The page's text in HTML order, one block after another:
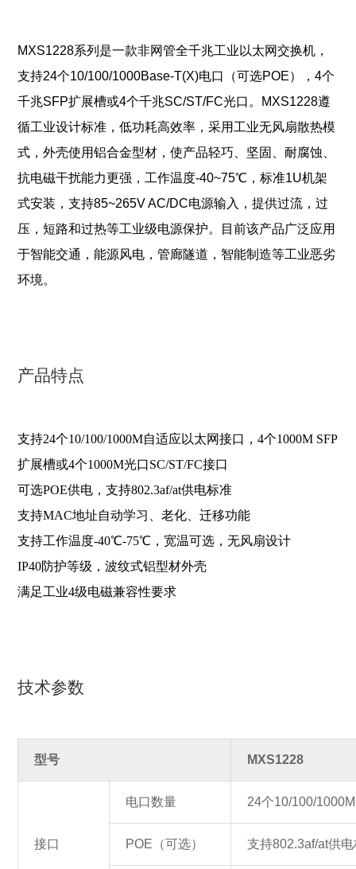
MXS1228系列是一款非网管全千兆工业以太网交换机，
支持24个10/100/1000Base-T(X)电口（可选POE），4个
千兆SFP扩展槽或4个千兆SC/ST/FC光口。MXS1228遵
循工业设计标准，低功耗高效率，采用工业无风扇散热模
式，外壳使用铝合金型材，使产品轻巧、坚固、耐腐蚀、
抗电磁干扰能力更强，工作温度-40~75℃，标准1U机架
式安装，支持85~265V AC/DC电源输入，提供过流，过
压，短路和过热等工业级电源保护。目前该产品广泛应用
于智能交通，能源风电，管廊隧道，智能制造等工业恶劣
环境。
产品特点
支持24个10/100/1000M自适应以太网接口，4个1000M SFP
扩展槽或4个1000M光口SC/ST/FC接口
可选POE供电，支持802.3af/at供电标准
支持MAC地址自动学习、老化、迁移功能
支持工作温度-40℃-75℃，宽温可选，无风扇设计
IP40防护等级，波纹式铝型材外壳
满足工业4级电磁兼容性要求
技术参数
型号 MXS1228
接口
电口数量 24个10/100/
POE（可选） 支持802.3af/at供